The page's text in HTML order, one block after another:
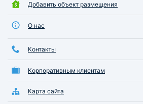
Добавить объект размещения
О нас
Контакты
Корпоративным клиентам
Карта сайта